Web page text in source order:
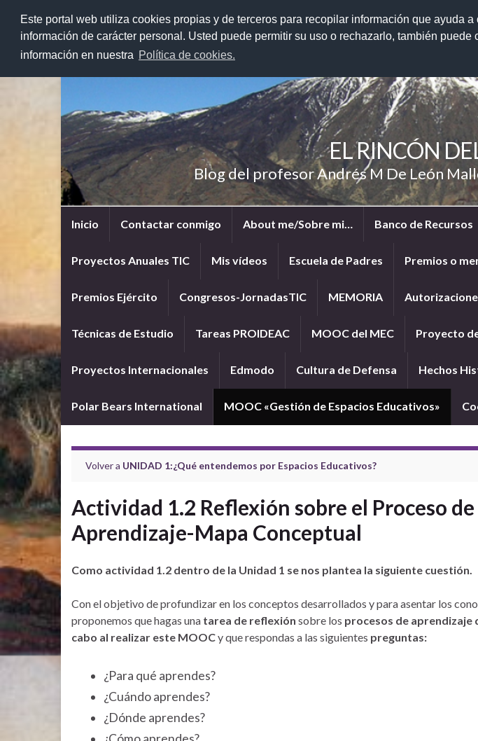
Este portal web utiliza cookies propias y de terceros para recopilar información que ayuda
información de carácter personal. Usted puede permitir su uso o rechazarlo, también
información en nuestra Política de cookies.
EL RINCÓN
Blog del profesor Andrés M De León
Inicio Contactar conmigo About me/Sobre mi… Banco de Recursos
Proyectos Anuales TIC Mis vídeos Escuela de Padres Premios o
Premios Ejército Congresos-JornadasTIC MEMORIA
Técnicas de Estudio Tareas PROIDEAC MOOC del MEC Proyecto
Proyectos Internacionales Edmodo Cultura de Defensa Hechos
Polar Bears International MOOC «Gestión de Espacios Educativos»
Volver a UNIDAD 1:¿Qué entendemos por Espacios Educativos?
Actividad 1.2 Reflexión sobre el Proceso de
Aprendizaje-Mapa Conceptual
Como actividad 1.2 dentro de la Unidad 1 se nos plantea la siguiente cuestión.
Con el objetivo de profundizar en los conceptos desarrollados y para asentar los
proponemos que hagas una tarea de reflexión sobre los procesos de aprendizaje
cabo al realizar este MOOCy que respondas a las siguientes preguntas:
¿Para qué aprendes?
¿Cuándo aprendes?
¿Dónde aprendes?